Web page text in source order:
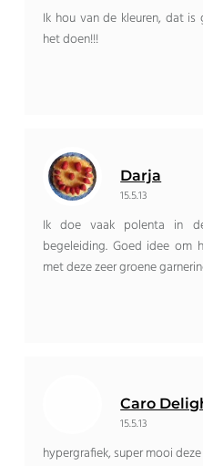
Ik hou van de kleuren, dat
het doen!!!
Darja
15.5.13
Ik doe vaak polenta in
begeleiding. Goed idee om
met deze zeer groene
Caro
15.5.13
hypergrafiek, super mooi